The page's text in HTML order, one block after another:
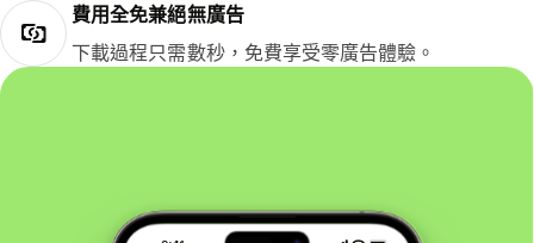
費用全免兼絕無廣告
下載過程只需數秒，免費享受零廣告體驗。